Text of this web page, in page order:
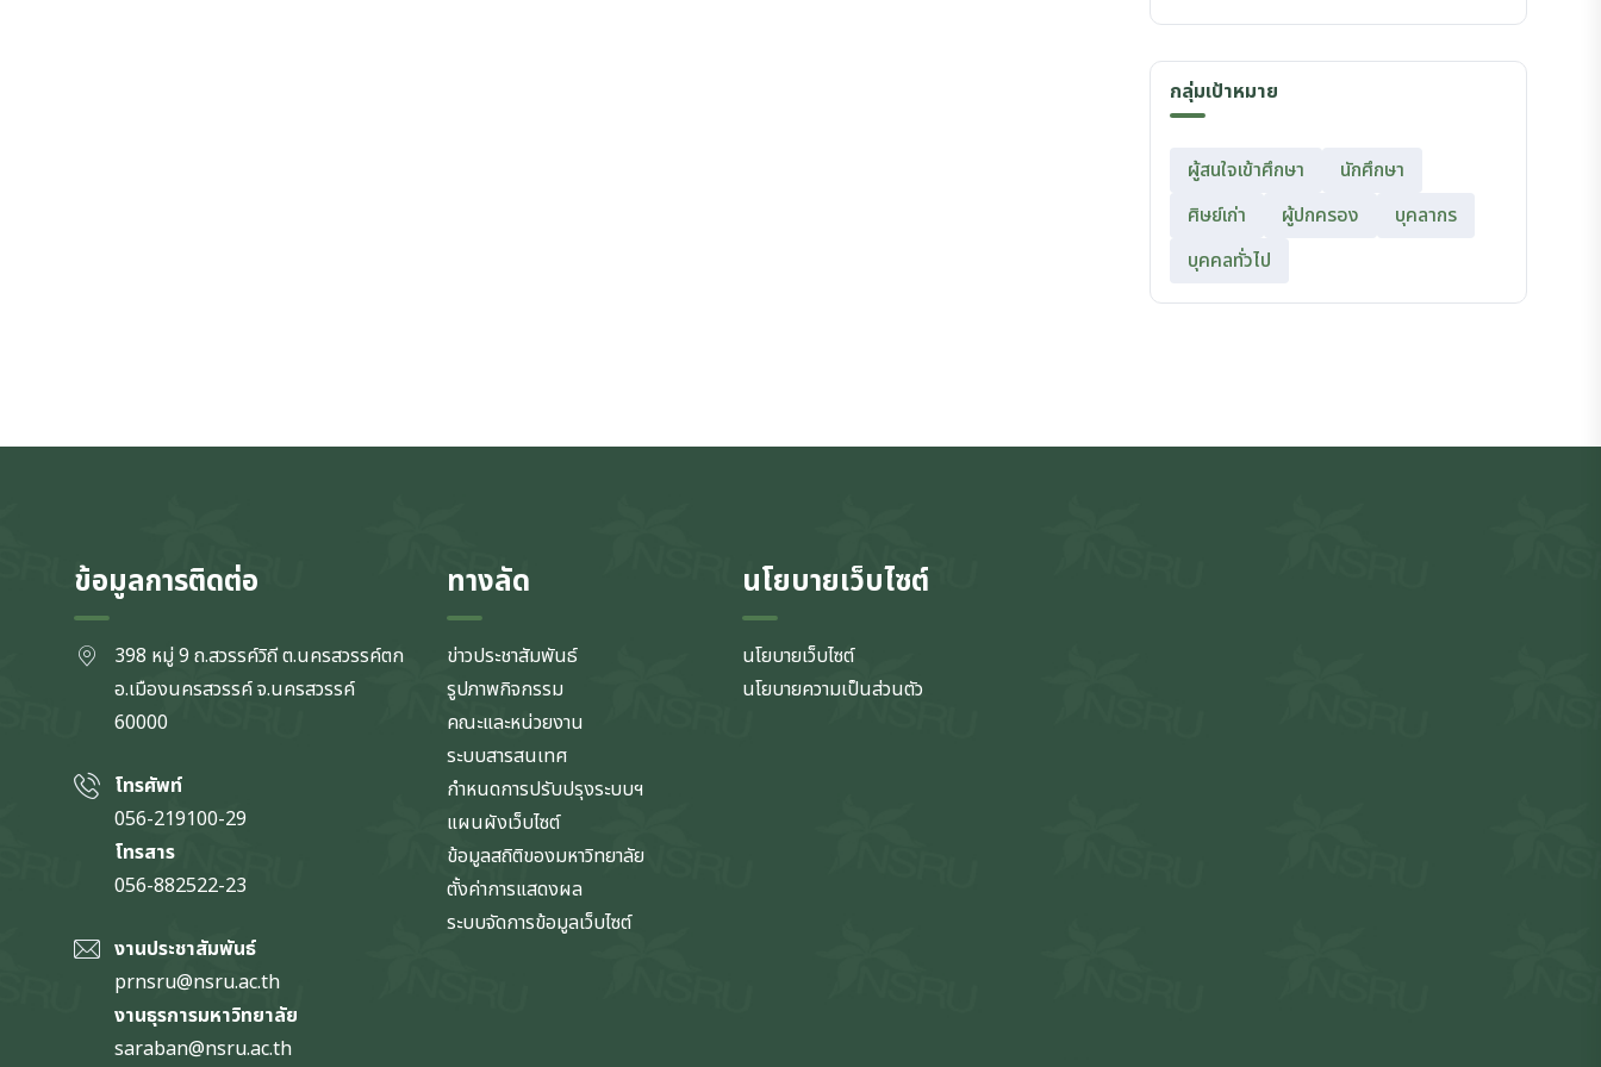
กลุ่มเป้าหมาย
ผู้สนใจเข้าศึกษา
นักศึกษา
ศิษย์เก่า
ผู้ปกครอง
บุคลากร
บุคคลทั่วไป
ข้อมูลการติดต่อ
398 หมู่ 9 ถ.สวรรค์วิถี ต.นครสวรรค์ตก
อ.เมืองนครสวรรค์ จ.นครสวรรค์
60000
โทรศัพท์
056-219100-29
โทรสาร
056-882522-23
งานประชาสัมพันธ์
prnsru@nsru.ac.th
งานธุรการมหาวิทยาลัย
saraban@nsru.ac.th
ทางลัด
ข่าวประชาสัมพันธ์
รูปภาพกิจกรรม
คณะและหน่วยงาน
ระบบสารสนเทศ
กำหนดการปรับปรุงระบบฯ
แผนผังเว็บไซต์
ข้อมูลสถิติของมหาวิทยาลัย
ตั้งค่าการแสดงผล
ระบบจัดการข้อมูลเว็บไซต์
นโยบายเว็บไซต์
นโยบายเว็บไซต์
นโยบายความเป็นส่วนตัว